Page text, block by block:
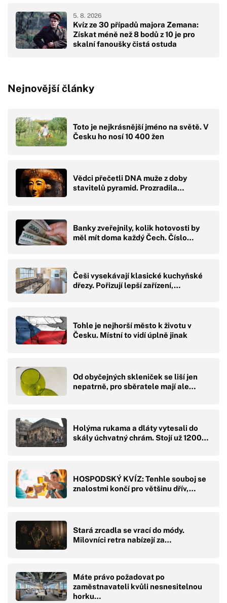
Kvíz ze 30 případů majora Zemana:
Získat méně než 8 bodů z 10 je pro
skalní fanoušky čistá ostuda
5. 8. 2026
Nejnovější články
Toto je nejkrásnější jméno na světě. V
Česku ho nosí 10 400 žen
Vědci přečetli DNA muže z doby
stavitelů pyramid. Prozradila…
Banky zveřejnily, kolik hotovosti by
měl mít doma každý Čech. Číslo…
Češi vysekávají klasické kuchyňské
dřezy. Pořizují lepší zařízení,…
Tohle je nejhorší město k životu v
Česku. Místní to vidí úplně jinak
Od obyčejných skleniček se liší jen
nepatrně, pro sběratele mají ale…
Holýma rukama a dláty vytesali do
skály úchvatný chrám. Stojí už 1200…
HOSPODSKÝ KVÍZ: Tenhle souboj se
znalostmi končí pro většinu dřív,…
Stará zrcadla se vrací do módy.
Milovníci retra nabízejí za…
Máte právo požadovat po
zaměstnavateli kvůli nesnesitelnou
horku…